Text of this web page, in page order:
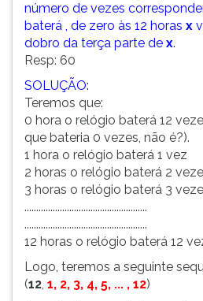
número de vezes
baterá , de zero às 12 horas x
dobro da terça parte de x.
Resp: 60
SOLUÇÃO:
Teremos que:
0 hora o relógio baterá 12
que bateria 0 vezes, não é?).
1 hora o relógio baterá 1 vez
2 horas o relógio baterá 2
3 horas o relógio baterá 3
....................................................
....................................................
12 horas o relógio baterá 12
Logo, teremos a seguinte
(12, 1, 2, 3, 4, 5, ... , 12)